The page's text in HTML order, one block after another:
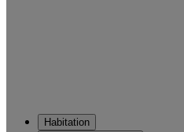
Habitation